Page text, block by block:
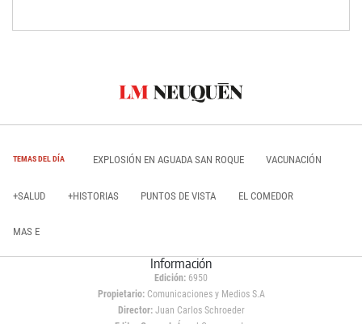
TEMAS DEL DÍA EXPLOSIÓN EN AGUADA SAN ROQUE VACUNACIÓN
+SALUD +HISTORIAS PUNTOS DE VISTA EL COMEDOR
MAS E
Información
Edición: 6950
Propietario:Comunicaciones y Medios S.A
Director: Juan Carlos Schroeder